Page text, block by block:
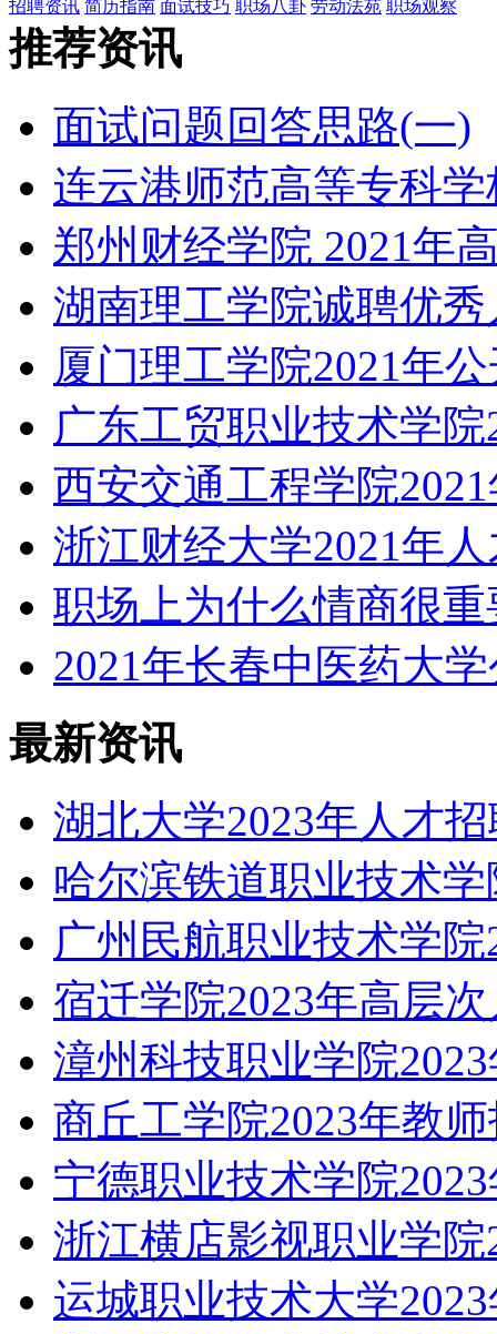
招聘资讯 简历指南 面试技巧 职场八卦 劳动法苑 职场观察
推荐资讯
面试问题回答思路(一)
连云港师范高等专科学
郑州财经学院 2021年
湖南理工学院诚聘优秀
厦门理工学院2021年
广东工贸职业技术学
西安交通工程学院
浙江财经大学2021年
职场上为什么情商很重
2021年长春中医药大
最新资讯
湖北大学2023年人才
哈尔滨铁道职业技术
广州民航职业技术学院
宿迁学院2023年高层
漳州科技职业学院
商丘工学院2023年教
宁德职业技术学院
浙江横店影视职业学院
运城职业技术大学